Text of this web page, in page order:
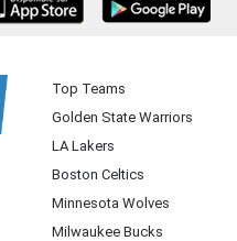
Top Teams
Golden State Warriors
LA Lakers
Boston Celtics
Minnesota Wolves
Milwaukee Bucks